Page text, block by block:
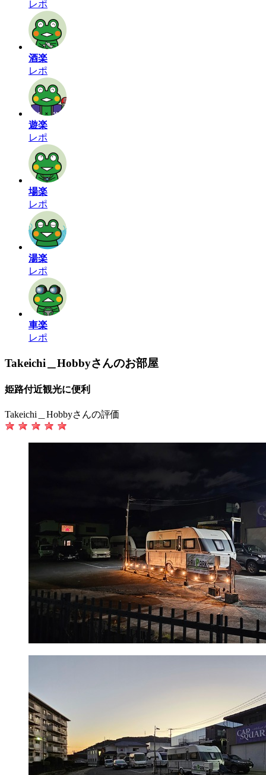
レポ
酒楽
レポ
遊楽
レポ
場楽
レポ
湯楽
レポ
車楽
レポ
Takeichi＿Hobbyさんのお部屋
姫路付近観光に便利
Takeichi＿Hobbyさんの評価